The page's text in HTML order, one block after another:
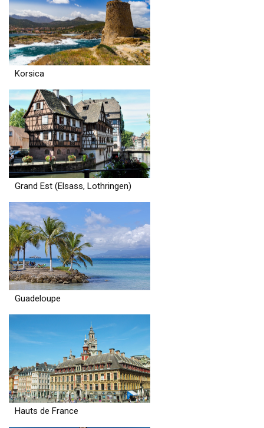
Korsica
Grand Est (Elsass, Lothringen)
Guadeloupe
Hauts de France